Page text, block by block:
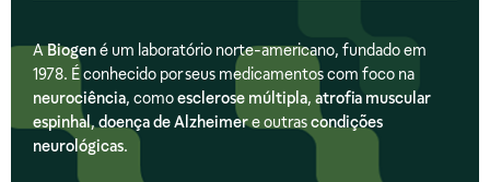
ABiogené um laboratório norte-americano, fundado em
1978. É conhecido por seus medicamentos com foco na
neurociência, comoesclerose múltipla, atrofia muscular
espinhal, doença de Alzheimere outrascondições
neurológicas.